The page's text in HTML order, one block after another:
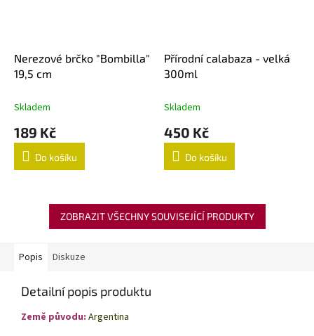
Nerezové brčko "Bombilla"
19,5 cm
Skladem
189 Kč
Do košíku
Přírodní calabaza - velká
300ml
Skladem
450 Kč
Do košíku
ZOBRAZIT VŠECHNY SOUVISEJÍCÍ PRODUKTY
Popis Diskuze
Detailní popis produktu
Země původu: Argentina